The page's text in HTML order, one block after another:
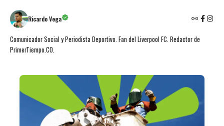
Ricardo Vega
Comunicador Social y Periodista Deportivo. Fan del Liverpool FC. Redactor de
PrimerTiempo.CO.